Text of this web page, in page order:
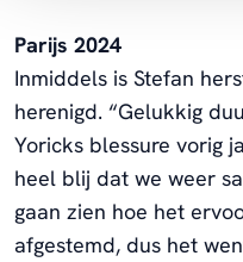
Parijs 2024
Inmiddels is Stefan
herenigd. “Gelukkig
Yoricks blessure vorig
heel blij dat we weer
gaan zien hoe het
afgestemd, dus het